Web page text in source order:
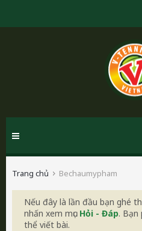
Trang chủ Bechaumypham
Nếu đây là lần đầu bạn ghé
nhấn xem mục Hỏi - Đáp. Bạn
thể viết bài.